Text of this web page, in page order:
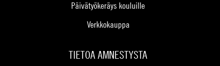
Päivätyökeräys kouluille
Verkkokauppa
TIETOA AMNESTYSTA